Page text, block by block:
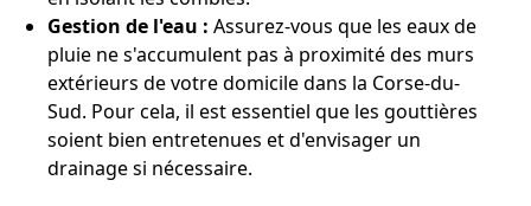
Gestion de l'eau : Assurez-vous que les eaux de
pluie ne s'accumulent pas à proximité des murs
extérieurs de votre domicile dans la Corse-du-
Sud. Pour cela, il est essentiel que les gouttières
soient bien entretenues et d'envisager un
drainage si nécessaire.